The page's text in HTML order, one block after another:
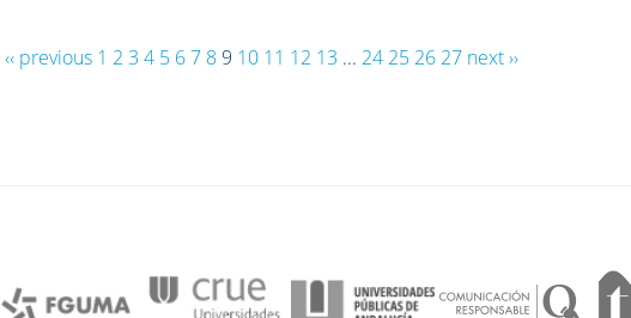
‹‹ previous 1 2 3 4 5 67 8 9 10 11 12 13 ... 24 25 26 27 next ››